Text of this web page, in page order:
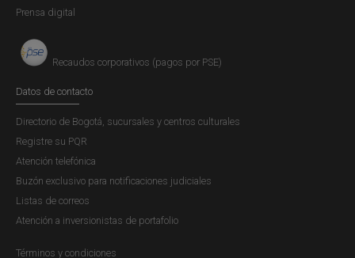
Prensa digital
Recaudos corporativos (pagos por PSE)
Datos de contacto
Directorio de Bogotá, sucursales y centros culturales
Registre su PQR
Atención telefónica
Buzón exclusivo para notificaciones judiciales
Listas de correos
Atención a inversionistas de portafolio
Términos y condiciones